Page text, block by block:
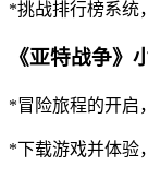
*挑战排行榜系统
《亚特战争》
*冒险旅程的开启
*下载游戏并体验